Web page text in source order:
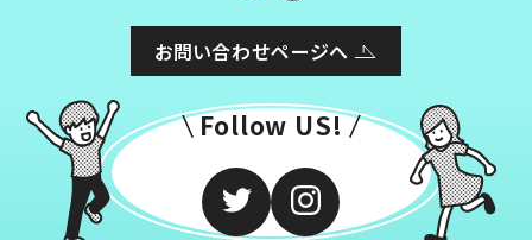
お問い合わせページへ
Follow US!